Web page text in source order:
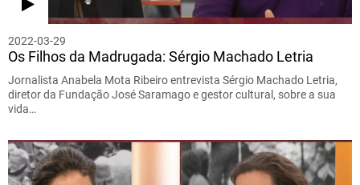
2022-03-29
Os Filhos da Madrugada: Sérgio Machado Letria
Jornalista Anabela Mota Ribeiro entrevista Sérgio Machado Letria,
diretor da Fundação José Saramago e gestor cultural, sobre a sua
vida…